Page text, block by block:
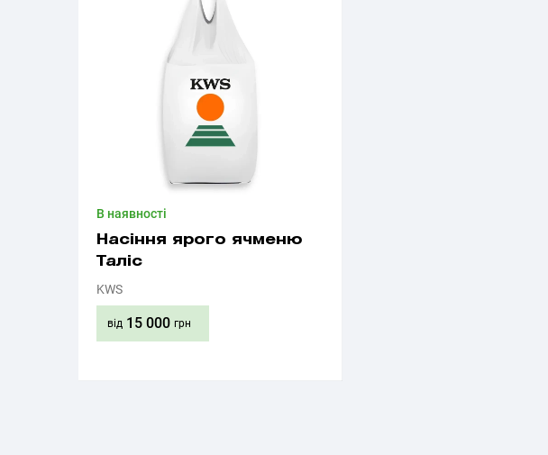
В наявності
Насіння ярого ячменю
Таліс
KWS
від 15 000 грн